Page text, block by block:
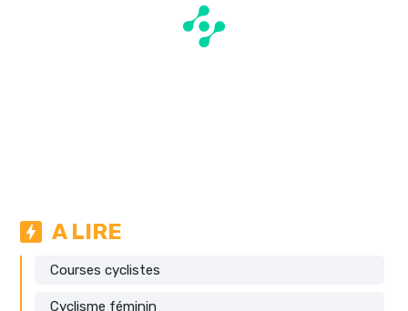
A LIRE
Courses cyclistes
Cyclisme féminin